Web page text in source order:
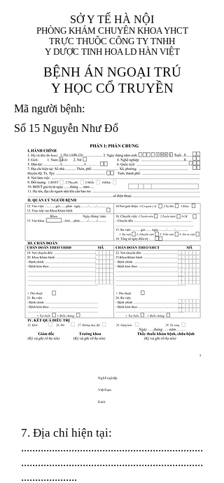
SỞ Y TẾ HÀ NỘI
PHÒNG KHÁM CHUYÊN KHOA YHCT
TRỰC THUỘC CÔNG TY TNHH
Y DƯỢC TINH HOA LD HÀN VIỆT
BỆNH ÁN NGOẠI TRÚ
Y HỌC CỔ TRUYỀN
Mã người bệnh:
Số 15 Nguyễn Như Đổ
1. Họ và tên (In
hoa):
1 9 9 5
8
8
X
X
Nghề nghiệp
Việt Nam
Kinh
7. Địa chỉ hiện tại:
.................................................................
.................................................................
....................